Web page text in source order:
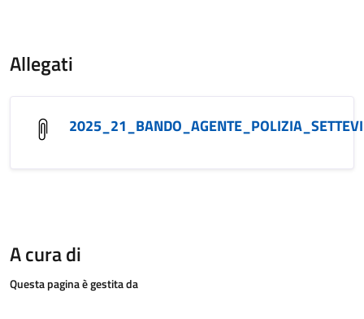
Allegati
A cura di
Questa pagina è gestita da